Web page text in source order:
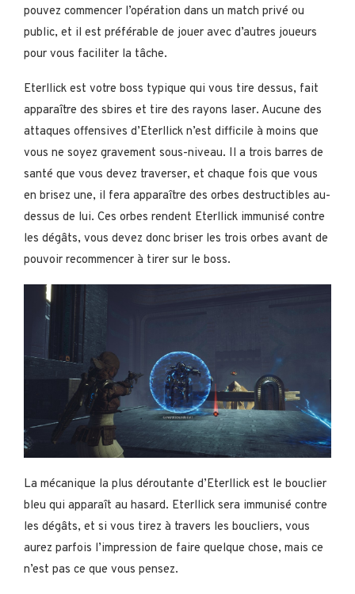
pouvez commencer l’opération dans un match privé ou
public, et il est préférable de jouer avec d’autres joueurs
pour vous faciliter la tâche.
Eterllick est votre boss typique qui vous tire dessus, fait
apparaître des sbires et tire des rayons laser. Aucune des
attaques offensives d’Eterllick n’est difficile à moins que
vous ne soyez gravement sous-niveau. Il a trois barres de
santé que vous devez traverser, et chaque fois que vous
en brisez une, il fera apparaître des orbes destructibles au-
dessus de lui. Ces orbes rendent Eterllick immunisé contre
les dégâts, vous devez donc briser les trois orbes avant de
pouvoir recommencer à tirer sur le boss.
La mécanique la plus déroutante d’Eterllick est le bouclier
bleu qui apparaît au hasard. Eterllick sera immunisé contre
les dégâts, et si vous tirez à travers les boucliers, vous
aurez parfois l’impression de faire quelque chose, mais ce
n’est pas ce que vous pensez.